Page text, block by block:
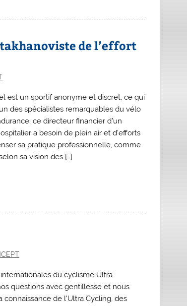
de l’effort
est un sportif anonyme et discret, ce qui
des spécialistes remarquables du vélo
ce directeur financier d’un
a besoin de plein air et d’efforts
sa pratique professionnelle, comme
sa vision des […]
du cyclisme Ultra
questions avec gentillesse et nous
de l’Ultra Cycling, des